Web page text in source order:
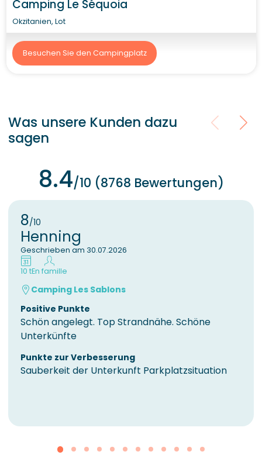
Camping Le Séquoia
Okzitanien, Lot
Besuchen Sie den Campingplatz
Was unsere Kunden dazu
sagen
8.4/10 (8768 Bewertungen)
8/10
Henning
Geschrieben am 30.07.2026
10 tEn famille
Camping Les Sablons
Positive Punkte
Schön angelegt. Top Strandnähe. Schöne
Unterkünfte
Punkte zur Verbesserung
Sauberkeit der Unterkunft Parkplatzsituation